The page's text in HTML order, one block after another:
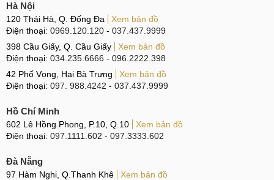
bụi bẩn ảnh hưởng đến vẻ bề ngoài của Vivo V21e.
Các thao tác cảm ứng vẫn hoạt động bình thường,
không có hiện tượng chết cảm ứng hay lỗi cảm ứng dù
mặt kính đã bị hỏng nặng.
Màn hình Vivo V21e hiển thị màu sắc tốt, không có
dù mặt kính sứt mẻ, vỡ nát.
Nguyên nhân làm hỏng mặt kính Vivo V21e
Hà Nội
120 Thái Hà, Q. Đống Đa
Xem bản đồ
Điện thoại: 0969.120.120 - 037.437.9999
398 Cầu Giấy, Q. Cầu Giấy
Xem bản đồ
Điện thoại: 034.235.6666 - 096.2222.398
42 Phố Vọng, Hai Bà Trưng
Xem bản đồ
Điện thoại: 097. 988.4242 - 037.437.9999
Hồ Chí Minh
602 Lê Hồng Phong, P.10, Q.10
Xem bản đồ
Điện thoại: 097.1111.602 - 097.3333.602
Đà Nẵng
97 Hàm Nghi, Q.Thanh Khê
Xem bản đồ